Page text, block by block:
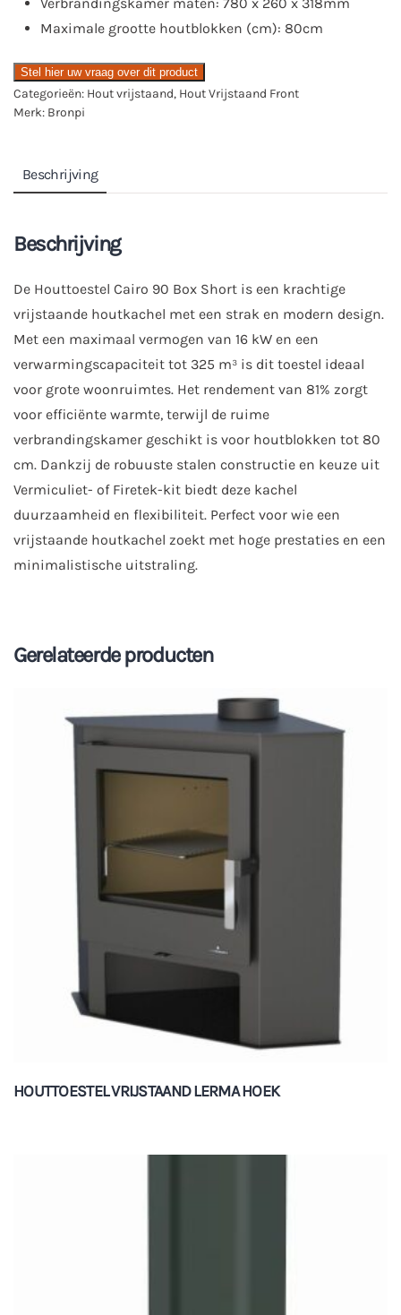
Maximale grootte houtblokken (cm): 80cm
Stel hier uw vraag over dit product
Categorieën: Hout vrijstaand, Hout Vrijstaand Front
Merk: Bronpi
Beschrijving
Beschrijving
De Houttoestel Cairo 90 Box Short is een krachtige
vrijstaande houtkachel met een strak en modern design.
Met een maximaal vermogen van 16 kW en een
verwarmingscapaciteit tot 325 m³ is dit toestel ideaal
voor grote woonruimtes. Het rendement van 81% zorgt
voor efficiënte warmte, terwijl de ruime
verbrandingskamer geschikt is voor houtblokken tot 80
cm. Dankzij de robuuste stalen constructie en keuze uit
Vermiculiet- of Firetek-kit biedt deze kachel
duurzaamheid en flexibiliteit. Perfect voor wie een
vrijstaande houtkachel zoekt met hoge prestaties en een
minimalistische uitstraling.
Gerelateerde producten
HOUTTOESTEL VRIJSTAAND LERMA HOEK